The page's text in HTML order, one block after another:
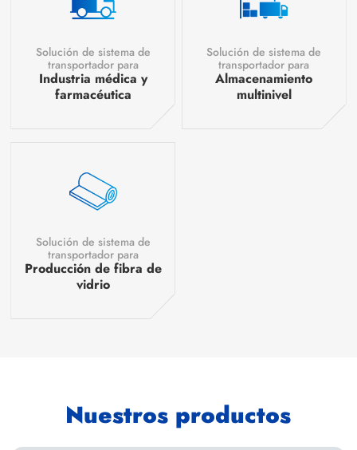
Solución de sistema de
transportador para
Industria médica y
farmacéutica
Solución de sistema de
transportador para
Almacenamiento
multinivel
Solución de sistema de
transportador para
Producción de fibra de
vidrio
Nuestros productos